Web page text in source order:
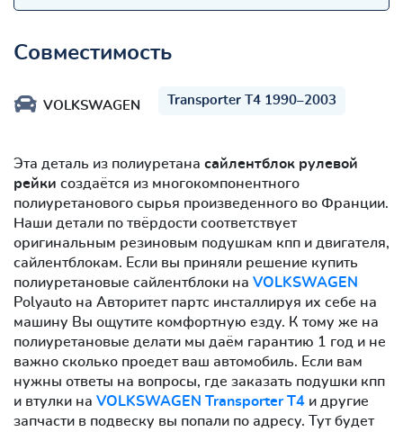
Совместимость
VOLKSWAGEN Transporter T4 1990–2003
Эта деталь из полиуретана сайлентблок рулевой
рейки создаётся из многокомпонентного
полиуретанового сырья произведенного во Франции.
Наши детали по твёрдости соответствует
оригинальным резиновым подушкам кпп и двигателя,
сайлентблокам. Если вы приняли решение купить
полиуретановые сайлентблоки на VOLKSWAGEN
Polyauto на Авторитет партс инсталлируя их себе на
машину Вы ощутите комфортную езду. К тому же на
полиуретановые делати мы даём гарантию 1 год и не
важно сколько проедет ваш автомобиль. Если вам
нужны ответы на вопросы, где заказать подушки кпп
и втулки на VOLKSWAGEN Transporter T4 и другие
запчасти в подвеску вы попали по адресу. Тут будет